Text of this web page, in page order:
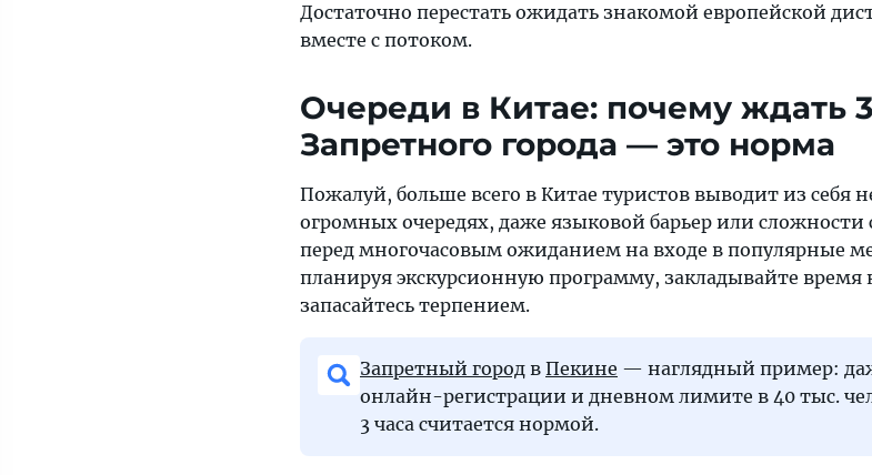
Достаточно перестать ожидать знакомой европейской
вместе с потоком.
Очереди в Китае: почему ждать
Запретного города — это норма
Пожалуй, больше всего в Китае туристов выводит из себя
огромных очередях, даже языковой барьер или сложности
перед многочасовым ожиданием на входе в популярные
планируя экскурсионную программу, закладывайте время
запасайтесь терпением.
Запретный город в Пекине — наглядный пример:
онлайн-регистрации и дневном лимите в 40 тыс.
3 часа считается нормой.